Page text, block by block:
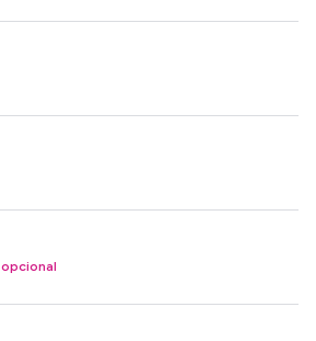
opcional